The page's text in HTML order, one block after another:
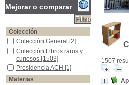
1507
Mejorar o comparar
Colección
Colección General
Colección General [2]
Colección Libros raros y curiosos
Colección Libros raros y
curiosos [1503]
Presidencia ACH
Presidencia ACH [1]
Materias